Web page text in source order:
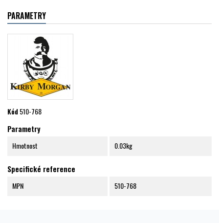
PARAMETRY
Kód510-768
Parametry
Hmotnost 0.03kg
Specifické reference
MPN 510-768